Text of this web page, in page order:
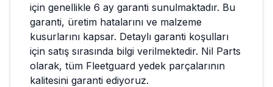
için genellikle 6 ay garanti sunulmaktadır. Bu
garanti, üretim hatalarını ve malzeme
kusurlarını kapsar. Detaylı garanti koşulları
için satış sırasında bilgi verilmektedir. Nil Parts
olarak, tüm Fleetguard yedek parçalarının
kalitesini garanti ediyoruz.